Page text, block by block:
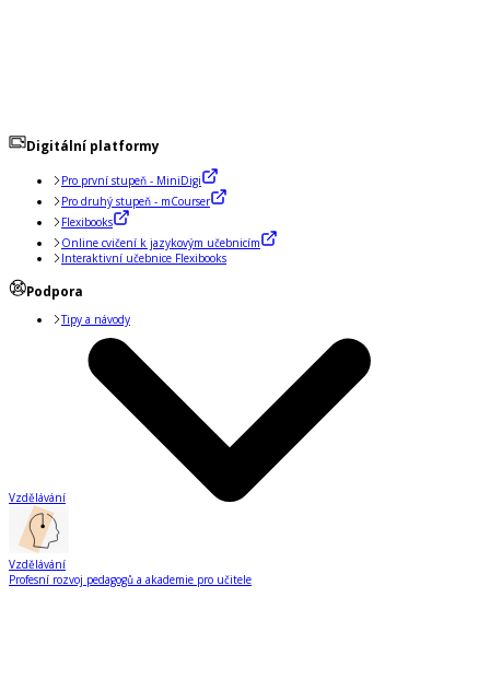
Digitální platformy
Pro první stupeň - MiniDigi
Pro druhý stupeň - mCourser
Flexibooks
Online cvičení k jazykovým učebnicím
Interaktivní učebnice Flexibooks
Podpora
Tipy a návody
Vzdělávání
Vzdělávání
Profesní rozvoj pedagogů a akademie pro učitele